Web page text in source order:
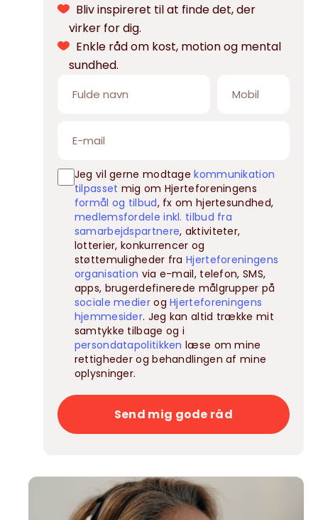
Bliv inspireret til at finde det, der
virker for dig.
Enkle råd om kost, motion og mental
sundhed.
Jeg vil gerne modtagekommunikation
tilpasset mig om Hjerteforeningens
formål og tilbud, fx om hjertesundhed,
medlemsfordele inkl. tilbud fra
samarbejdspartnere, aktiviteter,
lotterier, konkurrencer og
støttemuligheder fraHjerteforeningens
organisation via e-mail, telefon, SMS,
apps, brugerdefinerede målgrupper på
sociale medierogHjerteforeningens
hjemmesider. Jeg kan altid trække mit
samtykke tilbage og i
persondatapolitikken læse om mine
rettigheder og behandlingen af mine
oplysninger.
Send mig gode råd